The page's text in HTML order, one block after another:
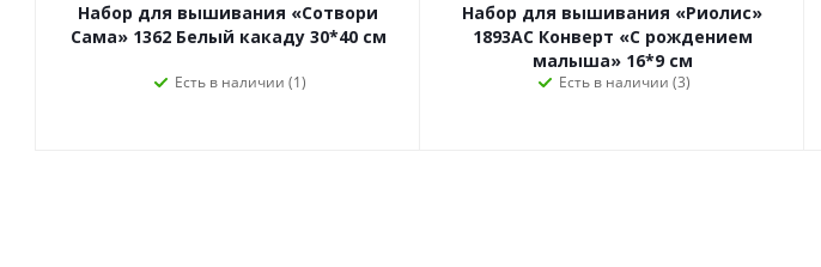
Набор для вышивания «Сотвори
Сама» 1362 Белый какаду 30*40 см
Есть в наличии (1)
Набор для вышивания «Риолис»
1893АС Конверт «С рождением
малыша» 16*9 см
Есть в наличии (3)